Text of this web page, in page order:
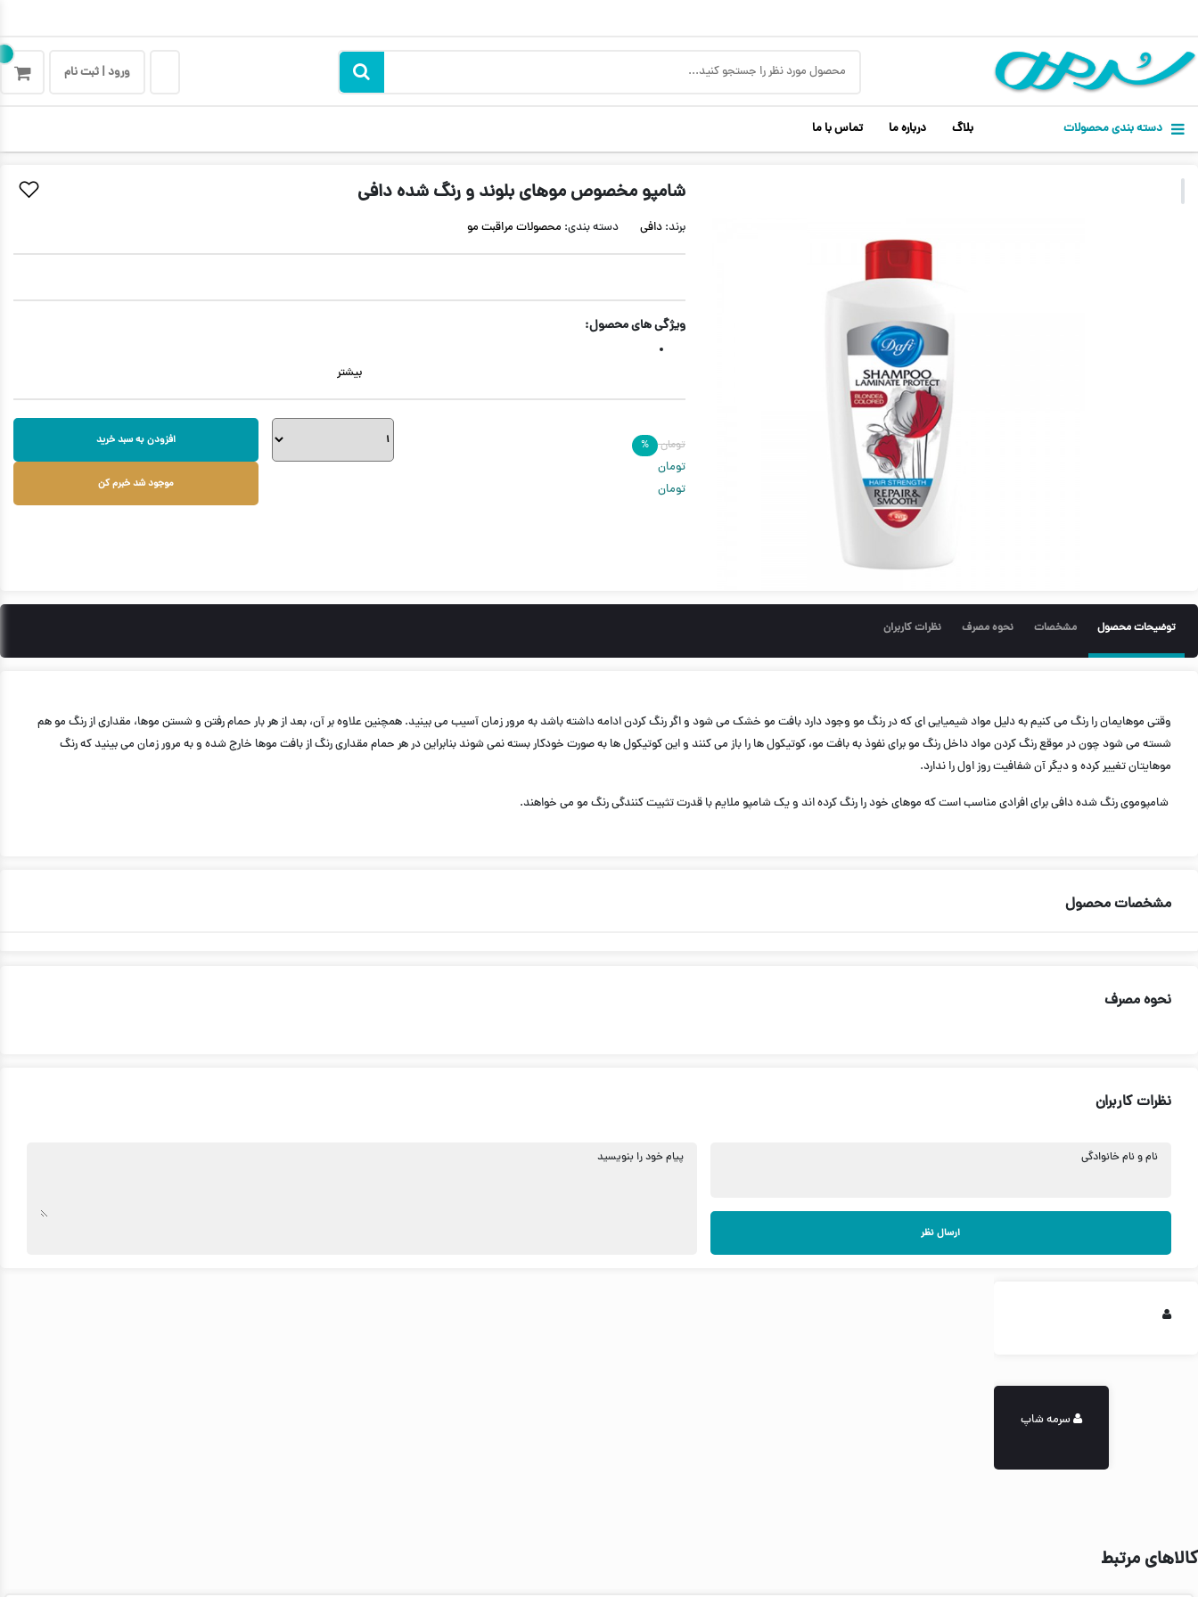
ورود | ثبت نام
دسته بندی محصولات بلاگ درباره ما تماس با ما
شامپو مخصوص موهای بلوند و رنگ شده دافی
برند: دافی دسته بندی: محصولات مراقبت مو
ویژگی های محصول:
بیشتر
تومان %
تومان
تومان
افزودن به سبد خرید
موجود شد خبرم کن
توضیحات محصول مشخصات نحوه مصرف نظرات کاربران
وقتی موهایمان را رنگ می کنیم به دلیل مواد شیمیایی ای که در رنگ مو وجود دارد بافت مو خشک می شود و اگر رنگ کردن ادامه داشته باشد به مرور زمان آسیب می بینید. همچنین علاوه بر آن، بعد از هر بار حمام رفتن و شستن موها، مقداری از رنگ مو هم
شسته می شود چون در موقع رنگ کردن مواد داخل رنگ مو برای نفوذ به بافت مو، کوتیکول ها را باز می کنند و این کوتیکول ها به صورت خودکار بسته نمی شوند بنابراین در هر حمام مقداری رنگ از بافت موها خارج شده و به مرور زمان می بینید که رنگ
موهایتان تغییر کرده و دیگر آن شفافیت روز اول را ندارد.
شامپوموی رنگ شده دافی برای افرادی مناسب است که موهای خود را رنگ کرده اند و یک شامپو ملایم با قدرت تثبیت کنندگی رنگ مو می خواهند.
مشخصات محصول
نحوه مصرف
نظرات کاربران
نام و نام خانوادگی
ارسال نظر
پیام خود را بنویسید
سرمه شاپ
کالاهای مرتبط